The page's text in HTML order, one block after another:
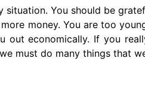
situation. You should be
money. You are too
out economically. If you
must do many things that